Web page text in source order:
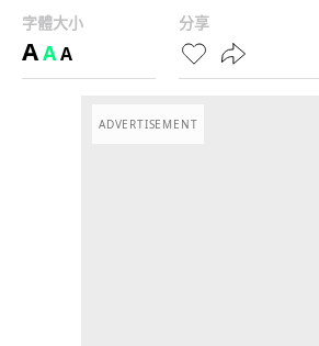
字體大小
AAA
分享
ADVERTISEMENT